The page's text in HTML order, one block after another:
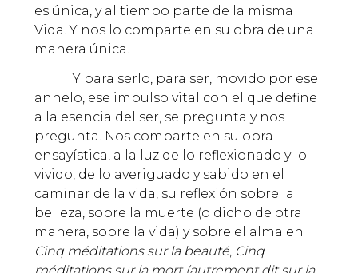
es única, y al tiempo parte de la misma
Vida. Y nos lo comparte en su obra de una
manera única.
Y para serlo, para ser, movido por ese
anhelo, ese impulso vital con el que define
a la esencia del ser, se pregunta y nos
pregunta. Nos comparte en su obra
ensayística, a la luz de lo reflexionado y lo
vivido, de lo averiguado y sabido en el
caminar de la vida, su reflexión sobre la
belleza, sobre la muerte (o dicho de otra
manera, sobre la vida) y sobre el alma en
Cinq méditations sur la beauté, Cinq